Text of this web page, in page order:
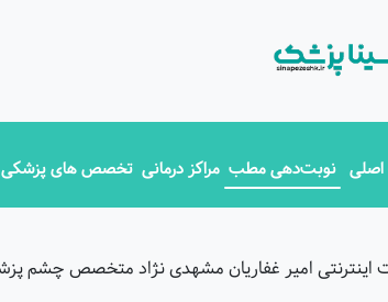
نوبت‌دهی مطب مراکز درمانی تخصص های پزشکی
اینترنتی امیر غفاریان مشهدی نژاد متخصص